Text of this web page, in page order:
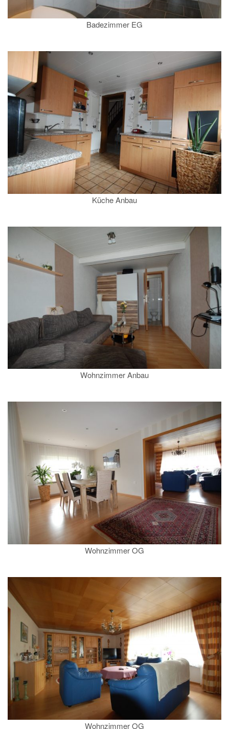
Badezimmer EG
Küche Anbau
Wohnzimmer Anbau
Wohnzimmer OG
Wohnzimmer OG